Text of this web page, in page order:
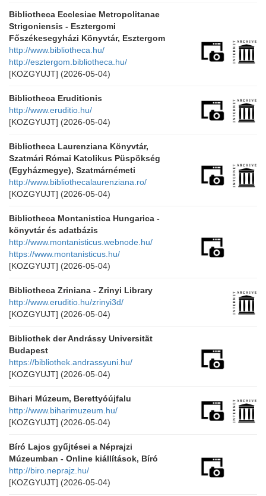
Bibliotheca Ecclesiae Metropolitanae
Strigoniensis - Esztergomi
Főszékesegyházi Könyvtár, Esztergom
http://www.bibliotheca.hu/
http://esztergom.bibliotheca.hu/
[KOZGYUJT] (2026-05-04)
Bibliotheca Eruditionis
http://www.eruditio.hu/
[KOZGYUJT] (2026-05-04)
Bibliotheca Laurenziana Könyvtár,
Szatmári Római Katolikus Püspökség
(Egyházmegye), Szatmárnémeti
http://www.bibliothecalaurenziana.ro/
[KOZGYUJT] (2026-05-04)
Bibliotheca Montanistica Hungarica -
könyvtár és adatbázis
http://www.montanisticus.webnode.hu/
https://www.montanisticus.hu/
[KOZGYUJT] (2026-05-04)
Bibliotheca Zriniana - Zrinyi Library
http://www.eruditio.hu/zrinyi3d/
[KOZGYUJT] (2026-05-04)
Bibliothek der Andrássy Universität
Budapest
https://bibliothek.andrassyuni.hu/
[KOZGYUJT] (2026-05-04)
Bihari Múzeum, Berettyóújfalu
http://www.biharimuzeum.hu/
[KOZGYUJT] (2026-05-04)
Bíró Lajos gyűjtései a Néprajzi
Múzeumban - Online kiállítások, Bíró
http://biro.neprajz.hu/
[KOZGYUJT] (2026-05-04)